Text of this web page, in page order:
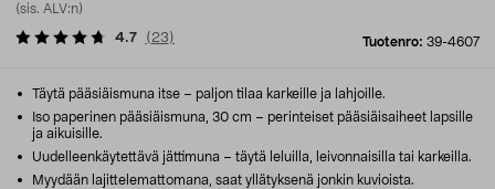
(sis. ALV:n)
Tuotenro: 39-4607
4.7 ( 23)
Täytä pääsiäismuna itse – paljon tilaa karkeille ja lahjoille.
Iso paperinen pääsiäismuna, 30 cm – perinteiset pääsiäisaiheet lapsille
ja aikuisille.
Uudelleenkäytettävä jättimuna – täytä leluilla, leivonnaisilla tai karkeilla.
Myydään lajittelemattomana, saat yllätyksenä jonkin kuvioista.